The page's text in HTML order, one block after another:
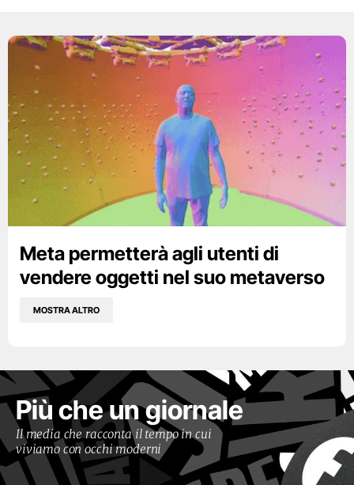
Meta permetterà agli utenti di
vendere oggetti nel suo metaverso
MOSTRA ALTRO
Più che un giornale
Il media che racconta il tempo in cui
viviamo con occhi moderni